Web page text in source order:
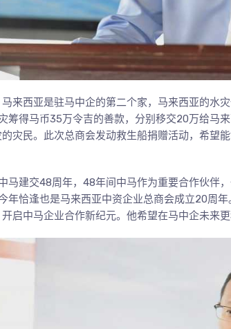
来西亚是驻马中企的第二个家，马来西亚的水
筹得马币35万令吉的善款，分别移交20万给马
灾民。此次总商会发动救生船捐赠活动，希望
马建交48周年，48年间中马作为重要合作伙伴
年恰逢也是马来西亚中资企业总商会成立20周
启中马企业合作新纪元。他希望在马中企未来